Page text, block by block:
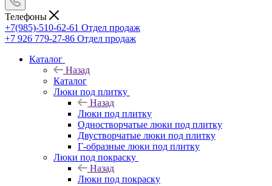
Телефоны
+7(985)-510-62-61 Отдел продаж
‪+7 926 779-27-86‬ Отдел продаж
Каталог
Назад
Каталог
Люки под плитку
Назад
Люки под плитку
Одностворчатые люки под плитку
Двустворчатые люки под плитку
Г-образные люки под плитку
Люки под покраску
Назад
Люки под покраску